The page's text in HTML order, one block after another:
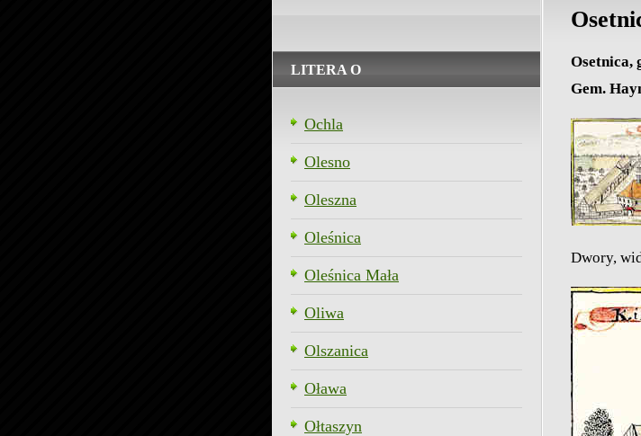
Osetnica,
Gem.
Dwory,
LITERA O
Ochla
Olesno
Oleszna
Oleśnica
Oleśnica Mała
Oliwa
Olszanica
Oława
Ołtaszyn